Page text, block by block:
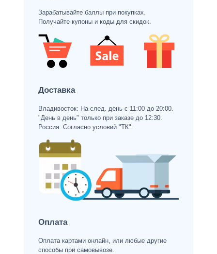
Зарабатывайте баллы при покупках.
Получайте купоны и коды для скидок.
Доставка
Владивосток: На след. день с 11:00 до 20:00.
"День в день" только при заказе до 12:30.
Россия: Согласно условий "ТК".
Оплата
Оплата картами онлайн, или любые другие
способы при самовывозе.